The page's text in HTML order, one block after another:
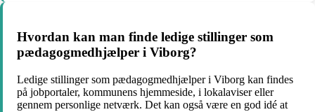
Hvordan kan man finde ledige stillinger som
pædagogmedhjælper i Viborg?
Ledige stillinger som pædagogmedhjælper i Viborg kan findes
på jobportaler, kommunens hjemmeside, i lokalaviser eller
gennem personlige netværk. Det kan også være en god idé at